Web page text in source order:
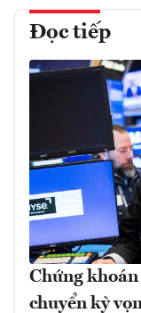
Đọc tiếp
Chứng
chuyển kỳ